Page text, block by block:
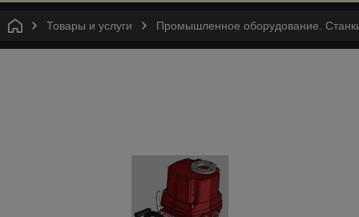
Товары и услуги Промышленное оборудование.